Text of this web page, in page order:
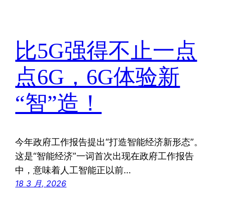
比5G强得不止一点
点6G，6G体验新
“智”造！
今年政府工作报告提出“打造智能经济新形态”。
这是“智能经济”一词首次出现在政府工作报告
中，意味着人工智能正以前…
18 3 月, 2026